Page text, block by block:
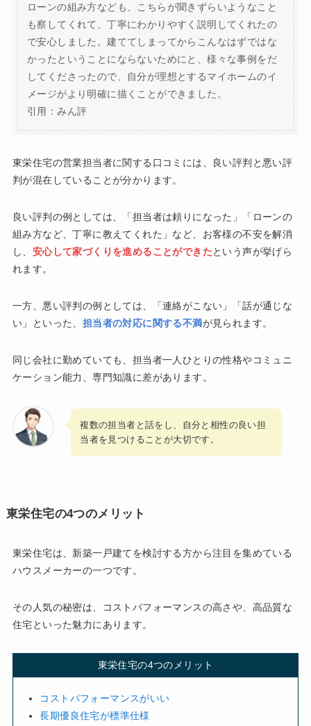
ローンの組み方なども、こちらが聞きずらいようなこと
も察してくれて、丁寧にわかりやすく説明してくれたの
で安心しました。建ててしまってからこんなはずではな
かったということにならないためにと、様々な事例をだ
してくださったので、自分が理想とするマイホームのイ
メージがより明確に描くことができました。
引用：みん評
東栄住宅の営業担当者に関する口コミには、良い評判と悪い評
判が混在していることが分かります。
良い評判の例としては、「担当者は頼りになった」「ローンの
組み方など、丁寧に教えてくれた」など、お客様の不安を解消
し、 安心して家づくりを進めることができたという声が挙げら
れます。
一方、悪い評判の例としては、「連絡がこない」「話が通じな
い」といった、 担当者の対応に関する不満が見られます。
同じ会社に勤めていても、担当者一人ひとりの性格やコミュニ
ケーション能力、専門知識に差があります。
複数の担当者と話をし、自分と相性の良い担
当者を見つけることが大切です。
東栄住宅の4つのメリット
東栄住宅は、新築一戸建てを検討する方から注目を集めている
ハウスメーカーの一つです。
その人気の秘密は、コストパフォーマンスの高さや、高品質な
住宅といった魅力にあります。
東栄住宅の4つのメリット
コストパフォーマンスがいい
長期優良住宅が標準仕様